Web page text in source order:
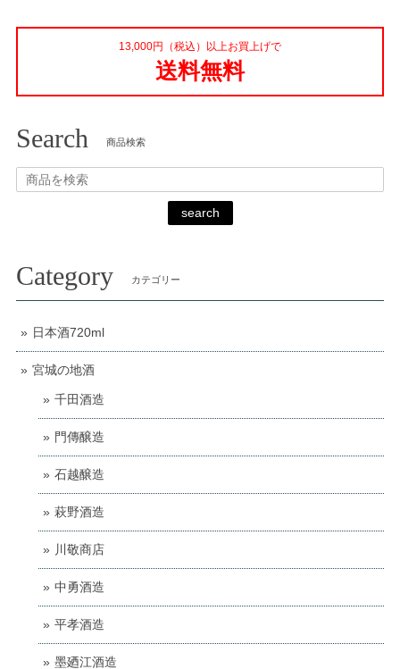
13,000円（税込）以上お買上げで
送料無料
Search 商品検索
search
Category カテゴリー
日本酒720ml
宮城の地酒
千田酒造
門傳醸造
石越醸造
萩野酒造
川敬商店
中勇酒造
平孝酒造
墨廼江酒造